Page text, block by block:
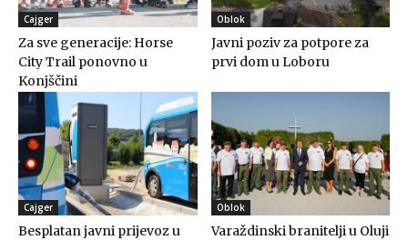
Cajger
Za sve generacije: Horse
City Trail ponovno u
Konjščini
Oblok
Javni poziv za potpore za
prvi dom u Loboru
Cajger
Besplatan javni prijevoz u
Oblok
Varaždinski branitelji u Oluji